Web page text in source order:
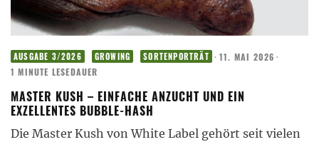
AUSGABE 3/2026 GROWING SORTENPORTRÄT · 11. MAI 2026 ·
1 MINUTE LESEDAUER
MASTER KUSH – EINFACHE ANZUCHT UND EIN
EXZELLENTES BUBBLE-HASH
Die Master Kush von White Label gehört seit vielen